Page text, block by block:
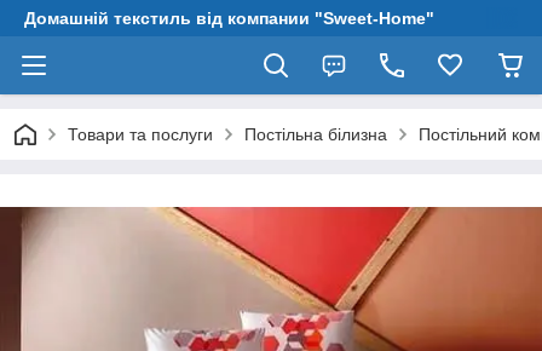
Домашній текстиль від компании "Sweet-Home"
Товари та послуги Постільна білизна Постільний